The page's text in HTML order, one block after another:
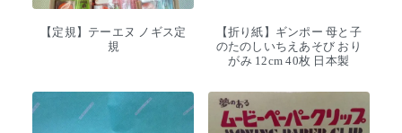
【定規】テーエヌ ノギス定
規
【折り紙】ギンポー 母と子
のたのしいちえあそび おり
がみ 12cm 40枚 日本製